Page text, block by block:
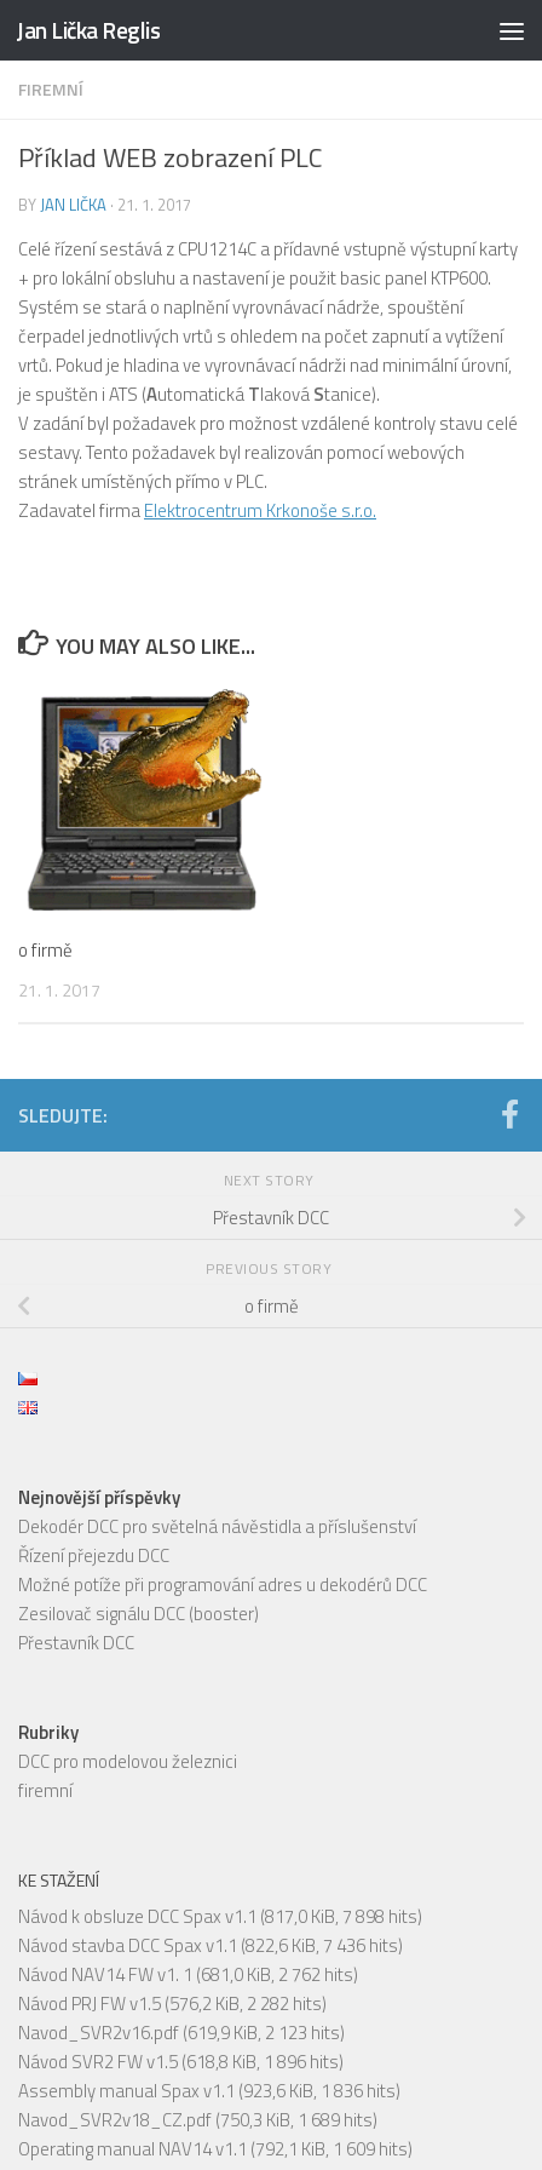
Skip to content
Jan Lička Reglis
FIREMNÍ
Příklad WEB zobrazení PLC
BYJAN LIČKA · 21. 1. 2017
Celé řízení sestává z CPU1214C a přídavné vstupně výstupní karty
+ pro lokální obsluhu a nastavení je použit basic panel KTP600.
Systém se stará o naplnění vyrovnávací nádrže, spouštění
čerpadel jednotlivých vrtů s ohledem na počet zapnutí a vytížení
vrtů. Pokud je hladina ve vyrovnávací nádrži nad minimální úrovní,
je spuštěn i ATS (AutomatickáTlakováStanice).
V zadání byl požadavek pro možnost vzdálené kontroly stavu celé
sestavy. Tento požadavek byl realizován pomocí webových
stránek umístěných přímo v PLC.
Zadavatel firmaElektrocentrum Krkonoše s.r.o.
YOU MAY ALSO LIKE...
o firmě
21. 1. 2017
SLEDUJTE:
NEXT STORY
Přestavník DCC
PREVIOUS STORY
o firmě
Nejnovější příspěvky
Dekodér DCC pro světelná návěstidla a příslušenství
Řízení přejezdu DCC
Možné potíže při programování adres u dekodérů DCC
Zesilovač signálu DCC (booster)
Přestavník DCC
Rubriky
DCC pro modelovou železnici
firemní
KE STAŽENÍ
Návod k obsluze DCC Spax v1.1 (817,0 KiB, 7 898 hits)
Návod stavba DCC Spax v1.1 (822,6 KiB, 7 436 hits)
Návod NAV14 FW v1. 1 (681,0 KiB, 2 762 hits)
Návod PRJ FW v1.5(576,2 KiB, 2 282 hits)
Navod_SVR2v16.pdf(619,9 KiB, 2 123 hits)
Návod SVR2 FW v1.5(618,8 KiB, 1 896 hits)
Assembly manual Spax v1.1 (923,6 KiB, 1 836 hits)
Navod_SVR2v18_CZ.pdf(750,3 KiB, 1 689 hits)
Operating manual NAV14 v1.1 (792,1 KiB, 1 609 hits)